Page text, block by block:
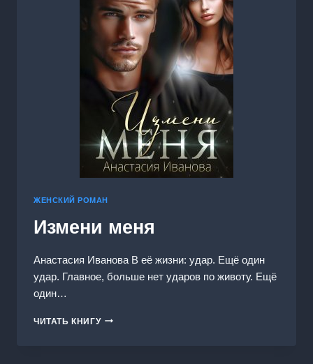
ЖЕНСКИЙ РОМАН
Измени меня
Анастасия Иванoва В её жизни: удар. Ещё один
удар. Главное, больше нет ударов по животу. Ещё
один…
ЧИТАТЬ КНИГУИЗМЕНИ